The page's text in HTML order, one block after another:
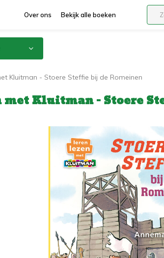
Over ons Bekijk alle boeken
Kluitman - Stoere Steffie bij de Romeinen
Kluitman - Stoere